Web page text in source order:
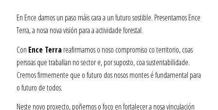
En Ence damos un paso máis cara a un futuro sostible. Presentamos Ence
Terra, a nosa nova visión para a actividade forestal.
Con Ence Terrareafirmamos o noso compromiso co territorio, coas
persoas que traballan no sector e, por suposto, coa sustentabilidade.
Cremos firmemente que o futuro dos nosos montes é fundamental para
o futuro de todos.
Neste novo proxecto, poñemos o foco en fortalecer a nosa vinculación